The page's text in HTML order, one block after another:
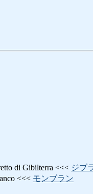
di Gibilterra <<< ジブ
<<< モンブラン